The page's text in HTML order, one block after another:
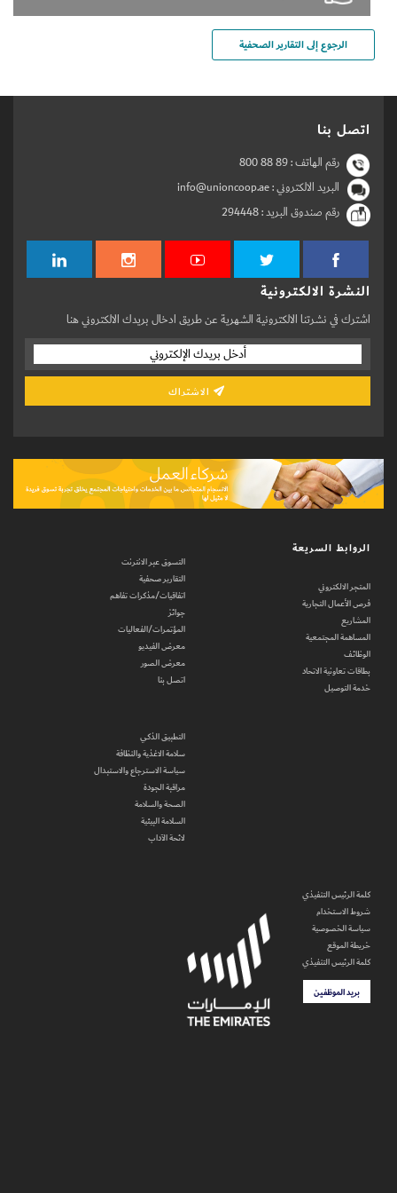
الرجوع إلى التقارير الصحفية
اتصل بنا
رقم الهاتف :800 88 89
البريد الالكتروني : info@unioncoop.ae
رقم صندوق البريد :294448
النشرة الالكترونية
اشترك في نشرتنا الالكترونية الشهرية عن طريق ادخال بريدك الالكتروني هنا
الروابط السريعة
المتجر الالكتروني
فرص الأعمال التجارية
المشاريع
المساهمة المجتمعية
الوظائف
بطاقات تعاونية الاتحاد
خدمة التوصيل
التسوق عبر الانترنت
التقارير صحفية
اتفاقيات/مذكرات تفاهم
جوائز
المؤتمرات/الفعاليات
معرض الفيديو
معرض الصور
اتصل بنا
التطبيق الذكي
سلامة الاغذية والنظافة
سياسة الاسترجاع والاستبدال
مراقبة الجودة
الصحة والسلامة
السلامة البيئية
لائحة الآداب
كلمة الرئيس التنفيذي
شروط الاستخدام
سياسة الخصوصية
خريطة الموقع
كلمة الرئيس التنفيذي
بريد الموظفين